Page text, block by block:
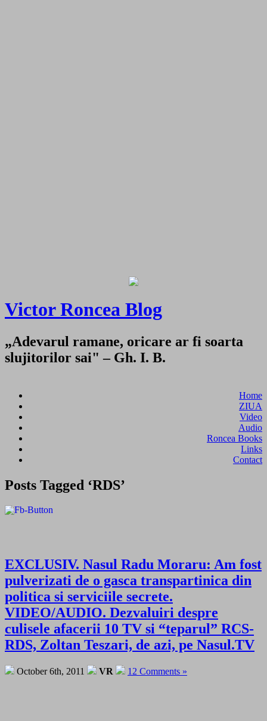
Victor Roncea Blog
„Adevarul ramane, oricare ar fi soarta
slujitorilor sai" – Gh. I. B.
Home
ZIUA
Video
Audio
Roncea Books
Links
Contact
Posts Tagged ‘RDS’
EXCLUSIV. Nasul Radu Moraru: Am fost
pulverizati de o gasca transpartinica din
politica si serviciile secrete.
VIDEO/AUDIO. Dezvaluiri despre
culisele afacerii 10 TV si “teparul” RCS-
RDS, Zoltan Teszari, de azi, pe Nasul.TV
October 6th, 2011 VR 12 Comments »